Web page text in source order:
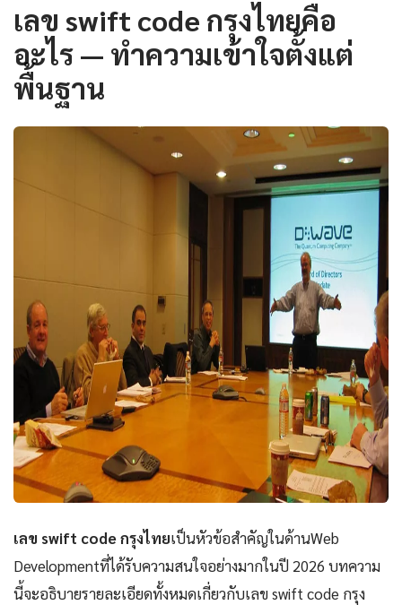
เลข swift code กรุงไทยคือ
อะไร — ทำความเข้าใจตั้งแต่
พื้นฐาน
เลข swift code กรุงไทยเป็นหัวข้อสำคัญในด้านWeb
Developmentที่ได้รับความสนใจอย่างมากในปี 2026 บทความ
นี้จะอธิบายรายละเอียดทั้งหมดเกี่ยวกับเลข swift code กรุง